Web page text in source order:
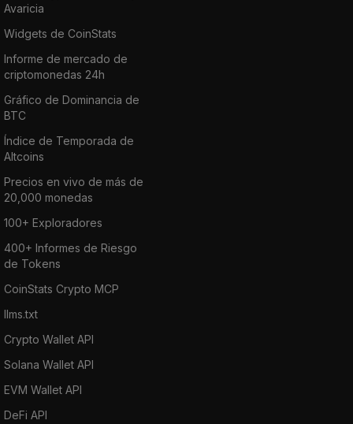
Avaricia
Widgets de CoinStats
Informe de mercado de
criptomonedas 24h
Gráfico de Dominancia de
BTC
Índice de Temporada de
Altcoins
Precios en vivo de más de
20,000 monedas
100+ Exploradores
400+ Informes de Riesgo
de Tokens
CoinStats Crypto MCP
llms.txt
Crypto Wallet API
Solana Wallet API
EVM Wallet API
DeFi API